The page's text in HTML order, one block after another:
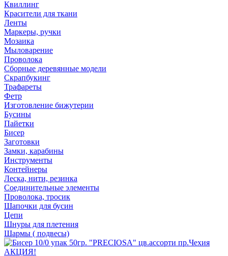
Квиллинг
Красители для ткани
Ленты
Маркеры, ручки
Мозаика
Мыловарение
Проволока
Сборные деревянные модели
Скрапбукинг
Трафареты
Фетр
Изготовление бижутерии
Бусины
Пайетки
Бисер
Заготовки
Замки, карабины
Инструменты
Контейнеры
Леска, нити, резинка
Соединительные элементы
Проволока, тросик
Шапочки для бусин
Цепи
Шнуры для плетения
Шармы ( подвесы)